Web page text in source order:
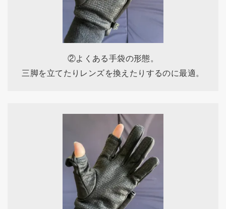
②よくある手袋の形態。
三脚を立てたりレンズを換えたりするのに最適。